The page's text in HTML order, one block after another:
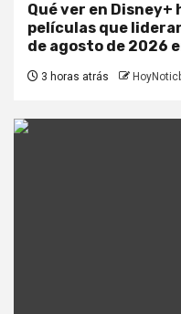
Qué ver en Disney+
películas que
de agosto de 2026
3 horas atrás